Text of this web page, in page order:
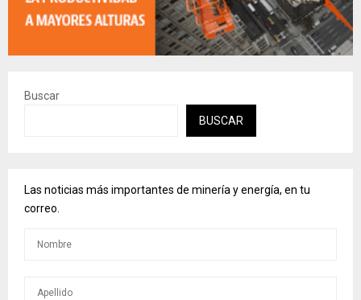
Buscar
BUSCAR
Las noticias más importantes de minería y energía, en tu
correo.